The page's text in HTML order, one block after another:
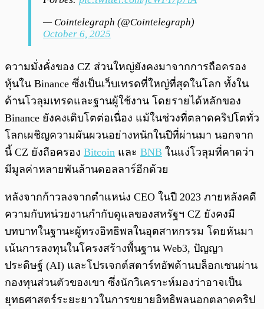
— Cointelegraph (@Cointelegraph)
October 6, 2025
ความมั่งคั่งของ CZ ส่วนใหญ่ยังคงมาจากการถือครอง
หุ้นใน Binance ซึ่งเป็นเว็บเทรดที่ใหญ่ที่สุดในโลก ทั้งใน
ด้านโวลุมเทรดและฐานผู้ใช้งาน โดยรายได้หลักของ
Binance ยังคงเติบโตต่อเนื่อง แม้ในช่วงที่ตลาดคริปโตทั่ว
โลกเผชิญความผันผวนอย่างหนักในปีที่ผ่านมา นอกจาก
นี้ CZ ยังถือครอง Bitcoin และ BNB ในแง่โวลุมที่คาดว่า
มีมูลค่าหลายพันล้านดอลลาร์อีกด้วย
หลังจากก้าวลงจากตำแหน่ง CEO ในปี 2023 ภายหลังคดี
ความกับหน่วยงานกำกับดูแลของสหรัฐฯ CZ ยังคงมี
บทบาทในฐานะผู้ทรงอิทธิพลในอุตสาหกรรม โดยหันมา
เน้นการลงทุนในโครงสร้างพื้นฐาน Web3, ปัญญา
ประดิษฐ์ (AI) และโปรเจกต์สตาร์ทอัพด้านบล็อกเชนผ่าน
กองทุนส่วนตัวของเขา ซึ่งนักวิเคราะห์มองว่าอาจเป็น
ยุทธศาสตร์ระยะยาวในการขยายอิทธิพลนอกตลาดคริป